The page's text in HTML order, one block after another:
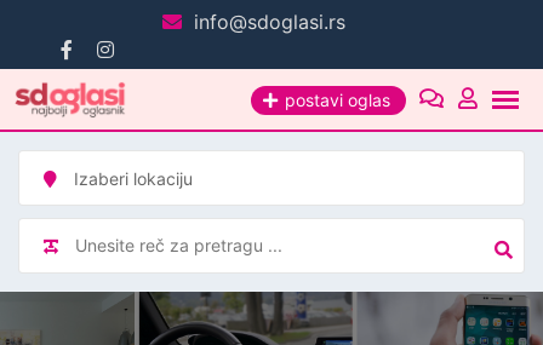
sadržaj
info@sdoglasi.rs
postavi oglas